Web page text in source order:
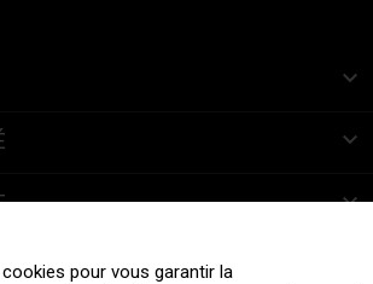
pour vous garantir la


